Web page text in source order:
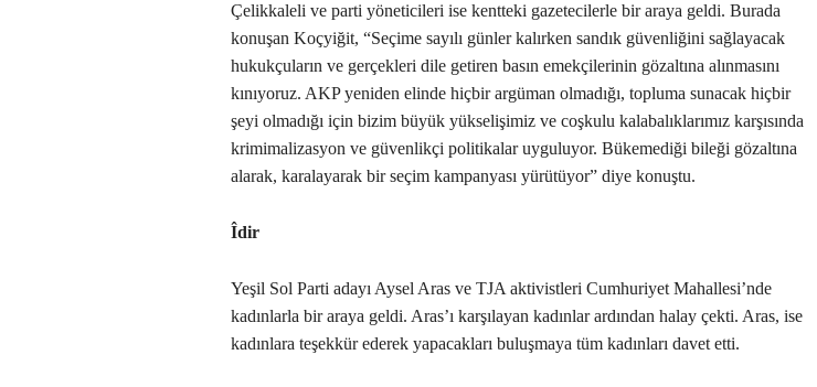
Çelikkaleli ve parti yöneticileri ise kentteki gazetecilerle bir araya geldi. Burada
konuşan Koçyiğit, “Seçime sayılı günler kalırken sandık güvenliğini sağlayacak
hukukçuların ve gerçekleri dile getiren basın emekçilerinin gözaltına alınmasını
kınıyoruz. AKP yeniden elinde hiçbir argüman olmadığı, topluma sunacak hiçbir
şeyi olmadığı için bizim büyük yükselişimiz ve coşkulu kalabalıklarımız karşısında
krimimalizasyon ve güvenlikçi politikalar uyguluyor. Bükemediği bileği gözaltına
alarak, karalayarak bir seçim kampanyası yürütüyor” diye konuştu.
Îdir
Yeşil Sol Parti adayı Aysel Aras ve TJA aktivistleri Cumhuriyet Mahallesi’nde
kadınlarla bir araya geldi. Aras’ı karşılayan kadınlar ardından halay çekti. Aras, ise
kadınlara teşekkür ederek yapacakları buluşmaya tüm kadınları davet etti.